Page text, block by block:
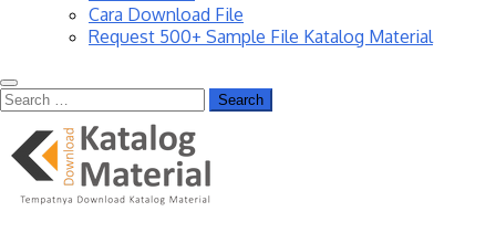
Cara Download File
Request 500+ Sample File Katalog Material